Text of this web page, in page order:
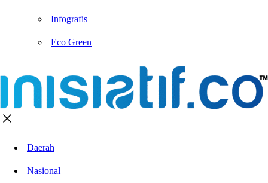
Infografis
Eco Green
Daerah
Nasional